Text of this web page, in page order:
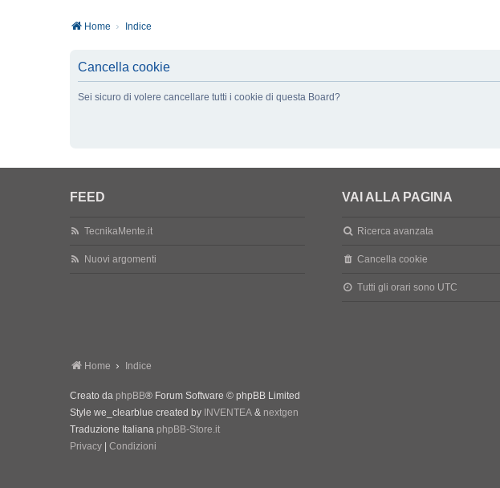
Home Indice
Cancella cookie
Sei sicuro di volere cancellare tutti i cookie di questa Board?
FEED
TecnikaMente.it
Nuovi argomenti
VAI ALLA PAGINA
Ricerca avanzata
Cancella cookie
Tutti gli orari sono UTC
Home Indice
Creato da phpBB® Forum Software © phpBB Limited
Style we_clearblue created by INVENTEA & nextgen
Traduzione Italiana phpBB-Store.it
Privacy
Condizioni